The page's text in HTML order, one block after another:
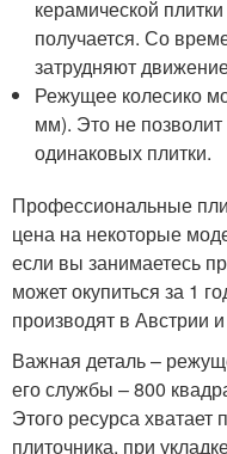
керамической
получается. Со
затрудняют
Режущее колесико
мм). Это не
одинаковых плитки.
Профессиональные
цена на некоторые
если вы занимаетесь
может окупиться за 1
производят в Австрии
Важная деталь –
его службы – 800
Этого ресурса
плиточника, при